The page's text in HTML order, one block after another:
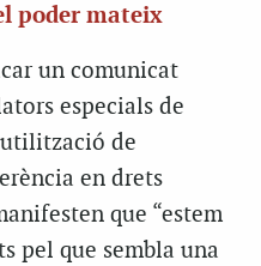
poder mateix
un comunicat
especials de
de
en drets
que “estem
pel que sembla una